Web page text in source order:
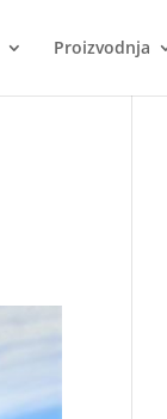
Proizvodnja